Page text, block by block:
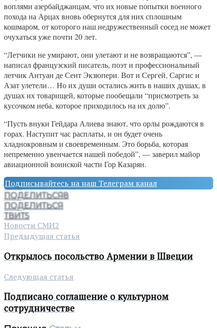
воплями азербайджанцам, что их новые попытки военного
похода на Арцах вновь обернутся для них сплошным
кошмаром, от которого наш недружественный сосед не может
очухаться уже почти 20 лет.
“Летчики не умирают, они улетают и не возвращаются”, —
написал французский писатель, поэт и профессиональный
летчик Антуан де Сент Экзюпери. Вот и Сергей, Саргис и
Азат улетели… Но их души остались жить в наших душах, в
душах их товарищей, которые пообещали “присмотреть за
кусочком неба, которое приходилось на их долю”.
“Пусть внуки Гейдара Алиева знают, что орлы рождаются в
горах. Наступит час расплаты, и он будет очень
хладнокровным и своевременным. Это борьба, которая
непременно увенчается нашей победой”, — заверил майор
авиационной воинской части Гор Казарян.
Подписывайтесь на наш Телеграм канал
ПОДЕЛИТЬСЯ8
ПОДЕЛИТЬСЯ
ТВИТ5
Новости СМИ2
Предыдущая статья
Открылось посольство Армении в Швеции
Следующая статья
Подписано соглашение о культурном
сотрудничестве